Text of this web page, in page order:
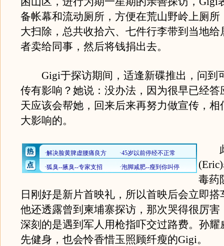
备帐幕和流动厕所，方便在荒山野岭上厕所
大扫除，总共收拾六、七件行李带到当地给
者卖给同事，然后将钱捐出去。
Gigi于探访期间，适逢新碟推出，问到
传有影响？她说：没办法，因为很早已经答
天应该会帮她，回来后来再努力做宣传，相
大影响的。
此
毒药
日刚好是新片首映礼，所以首映后会立即搭
他还透露曾到柬埔寨探访，那次哭得很厉害
深刻的是遇到军人用枪指吓交过路费。孙耀
先健身，也会怜香惜玉照顾纤瘦的Gigi。